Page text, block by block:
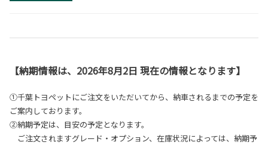
【納期情報は、2026年8月2日 現在の情報となります】
①千葉トヨペットにご注文をいただいてから、納車されるまでの予定を
ご案内しております。
②納期予定は、目安の予定となります。
ご注文されますグレード・オプション、在庫状況によっては、納期予